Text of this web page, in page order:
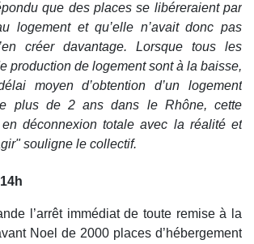
que des places se libéreraient par
logement et qu’elle n’avait donc pas
créer davantage. Lorsque tous les
production de logement sont à la baisse,
moyen d’obtention d’un logement
plus de 2 ans dans le Rhône, cette
déconnexion totale avec la réalité et
souligne le collectif.
l’arrêt immédiat de toute remise à la
Noel de 2000 places d’hébergement